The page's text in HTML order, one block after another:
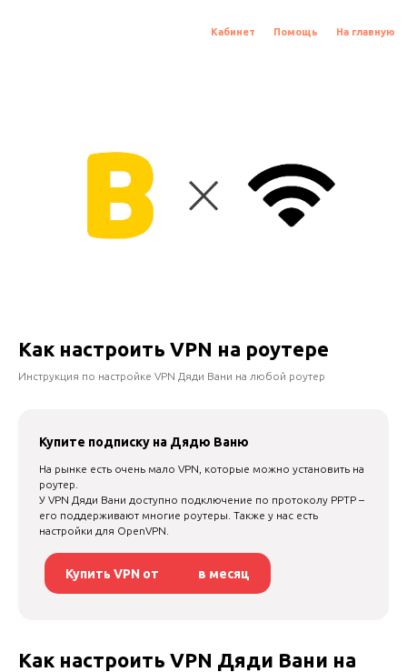
Кабинет Помощь На главную
Как настроить VPN на роутере
Инструкция по настройке VPN Дяди Вани на любой роутер
Купите подписку на Дядю Ваню
На рынке есть очень мало VPN, которые можно установить на
роутер.
У VPN Дяди Вани доступно подключение по протоколу PPTP –
его поддерживают многие роутеры. Также у нас есть
настройки для OpenVPN.
Купить VPN от в месяц
Как настроить VPN Дяди Вани на